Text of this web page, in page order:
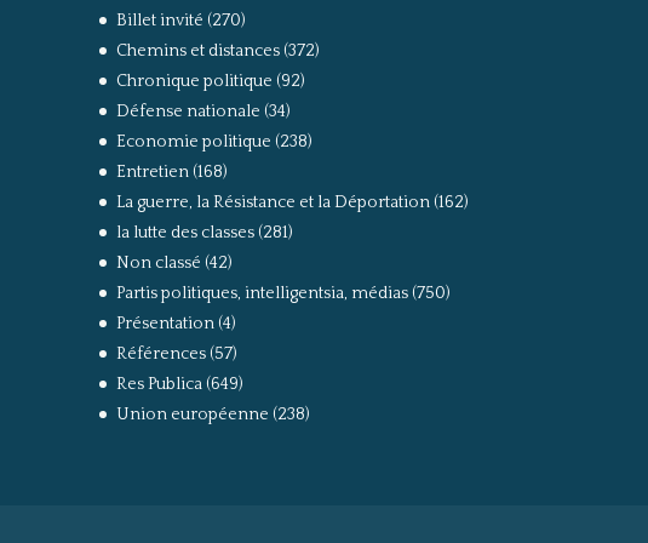
Billet invité (270)
Chemins et distances(372)
Chronique politique (92)
Défense nationale (34)
Economie politique (238)
Entretien(168)
La guerre, la Résistance et la Déportation(162)
la lutte des classes(281)
Non classé (42)
Partis politiques, intelligentsia, médias(750)
Présentation(4)
Références(57)
Res Publica(649)
Union européenne (238)